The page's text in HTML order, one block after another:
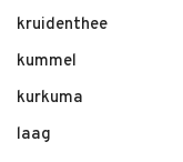
kruidenthee
kummel
kurkuma
laag